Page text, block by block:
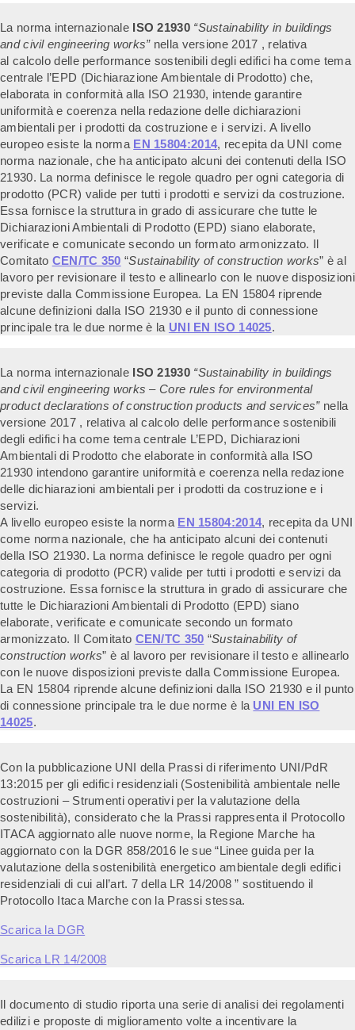
La norma internazionale ISO 21930 “Sustainability in buildings
and civil engineering works”nella versione 2017 , relativa
al calcolo delle performance sostenibili degli edifici ha come tema
centrale l’EPD (Dichiarazione Ambientale di Prodotto) che,
elaborata in conformità alla ISO 21930, intende garantire
uniformità e coerenza nella redazione delle dichiarazioni
ambientali per i prodotti da costruzione e i servizi.A livello
europeo esiste la norma EN 15804:2014, recepita da UNI come
norma nazionale, che ha anticipato alcuni dei contenuti della ISO
21930. La norma definisce le regole quadro per ogni categoria di
prodotto (PCR) valide per tutti i prodotti e servizi da costruzione.
Essa fornisce la struttura in grado di assicurare che tutte le
Dichiarazioni Ambientali di Prodotto (EPD) siano elaborate,
verificate e comunicate secondo un formato armonizzato. Il
Comitato CEN/TC 350 “Sustainability of construction works” è al
lavoro per revisionare il testo e allinearlo con le nuove disposizioni
previste dalla Commissione Europea. La EN 15804 riprende
alcune definizioni dalla ISO 21930 e il punto di connessione
principale tra le due norme è la UNI EN ISO 14025.
La norma internazionale ISO 21930 “Sustainability in buildings
and civil engineering works – Core rules for environmental
product declarations of construction products and services”nella
versione 2017 , relativa alcalcolo delle performance sostenibili
degli edifici ha come tema centrale L’EPD, Dichiarazioni
Ambientali di Prodotto cheelaborate in conformità alla ISO
21930 intendono garantire uniformità e coerenza nella redazione
delle dichiarazioni ambientali per i prodotti da costruzione e i
servizi.
A livello europeo esiste la norma EN 15804:2014, recepita da UNI
come norma nazionale, che ha anticipato alcuni dei contenuti
della ISO 21930. La norma definisce le regole quadro per ogni
categoria di prodotto (PCR) valide per tutti i prodotti e servizi da
costruzione. Essa fornisce la struttura in grado di assicurare che
tutte le Dichiarazioni Ambientali di Prodotto (EPD) siano
elaborate, verificate e comunicate secondo un formato
armonizzato. Il Comitato CEN/TC 350 “Sustainability of
construction works” è al lavoro per revisionare il testo e allinearlo
con le nuove disposizioni previste dalla Commissione Europea.
La EN 15804 riprende alcune definizioni dalla ISO 21930 e il punto
di connessione principale tra le due norme è la UNI EN ISO
14025.
Con la pubblicazione UNI della Prassi di riferimento UNI/PdR
13:2015 per gli edifici residenziali (Sostenibilità ambientale nelle
costruzioni – Strumenti operativi per la valutazione della
sostenibilità), considerato che la Prassi rappresenta il Protocollo
ITACA aggiornato alle nuove norme, la Regione Marche ha
aggiornato con la DGR 858/2016 le sue “Linee guida per la
valutazione della sostenibilità energetico ambientale degli edifici
residenziali di cui all’art. 7 della LR 14/2008 ” sostituendo il
Protocollo Itaca Marche con la Prassi stessa.
Scarica la DGR
Scarica LR 14/2008
Il documento di studio riporta una serie di analisi dei regolamenti
edilizi e proposte di miglioramento volte a incentivare la